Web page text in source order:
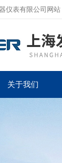
仪表有限公司网站
关于我们